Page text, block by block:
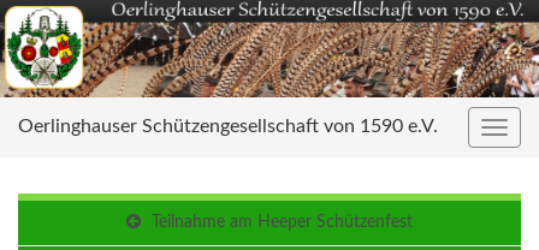
Oerlinghauser Schützengesellschaft von 1590 e.V.
Teilnahme am Heeper Schützenfest